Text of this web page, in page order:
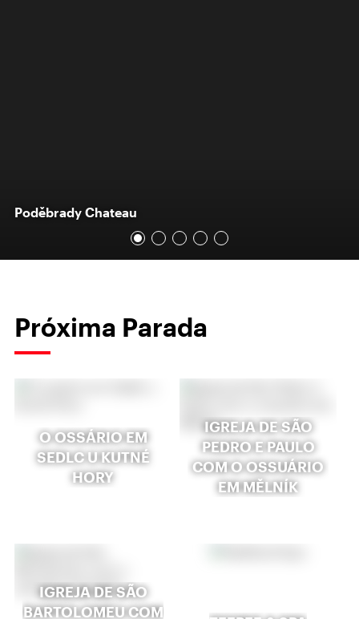
Poděbrady Chateau
Próxima Parada
O OSSÁRIO EM
SEDLC U KUTNÉ
HORY
IGREJA DE SÃO
PEDRO E PAULO
COM O OSSUÁRIO
EM MĚLNÍK
IGREJA DE SÃO
BARTOLOMEU COM